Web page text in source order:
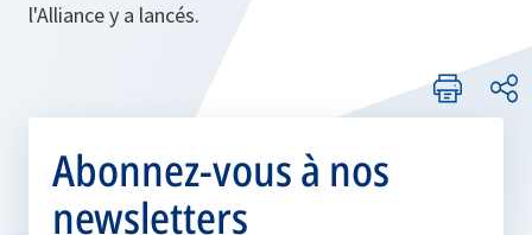
l'Alliance y a lancés.
Abonnez-vous à nos
newsletters